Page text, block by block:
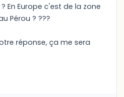
En Europe c'est de la zone
Pérou ? ???
réponse, ça me sera